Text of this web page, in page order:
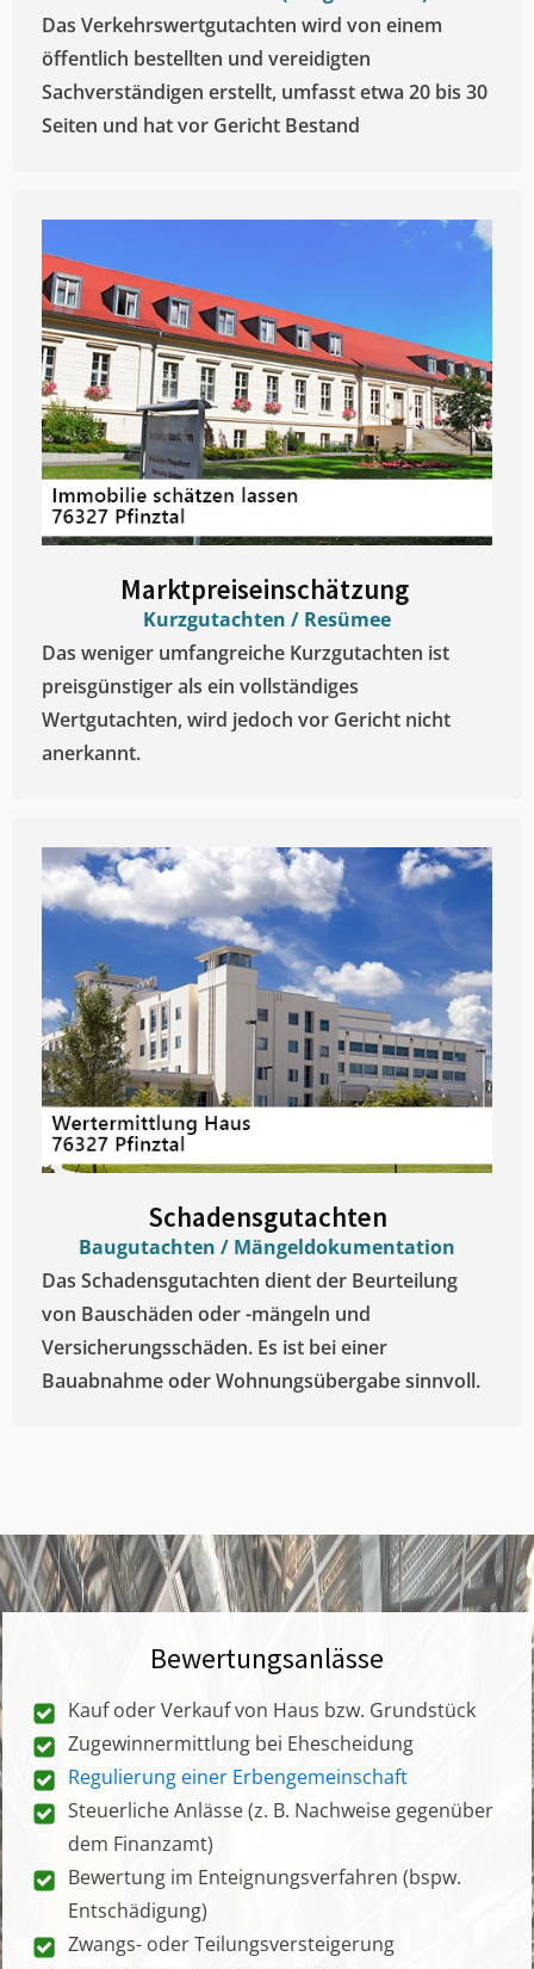
Das Verkehrswertgutachten wird von einem
öffentlich bestellten und vereidigten
Sachverständigen erstellt, umfasst etwa 20 bis 30
Seiten und hat vor Gericht Bestand
Marktpreiseinschätzung ​
Kurzgutachten / Resümee
Das weniger umfangreiche Kurzgutachten ist
preisgünstiger als ein vollständiges
Wertgutachten, wird jedoch vor Gericht nicht
anerkannt.
Schadensgutachten
Baugutachten / Mängeldokumentation
Das Schadensgutachten dient der Beurteilung
von Bauschäden oder -mängeln und
Versicherungsschäden. Es ist bei einer
Bauabnahme oder Wohnungsübergabe sinnvoll.
Bewertungsanlässe
Kauf oder Verkauf von Haus bzw. Grundstück
Zugewinnermittlung bei Ehescheidung
Regulierung einer Erbengemeinschaft
Steuerliche Anlässe (z. B. Nachweise gegenüber
dem Finanzamt)
Bewertung im Enteignungsverfahren (bspw.
Entschädigung)
Zwangs- oder Teilungsversteigerung